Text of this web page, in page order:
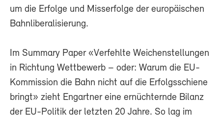
um die Erfolge und Misserfolge der europäischen
Bahnliberalisierung.
Im Summary Paper «Verfehlte Weichenstellungen
in Richtung Wettbewerb – oder: Warum die EU-
Kommission die Bahn nicht auf die Erfolgsschiene
bringt» zieht Engartner eine ernüchternde Bilanz
der EU-Politik der letzten 20 Jahre. So lag im